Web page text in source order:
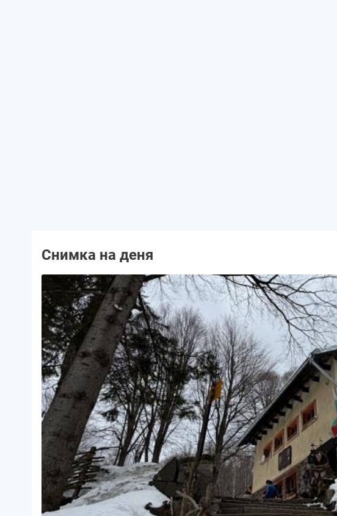
Снимка на деня